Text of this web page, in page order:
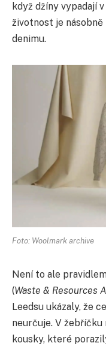
když džíny vypadají
životnost je
denimu.
Foto: Woolmark archive
Není to ale
(Waste & Resources
Leedsu ukázaly, že
neurčuje. V
kousky, které